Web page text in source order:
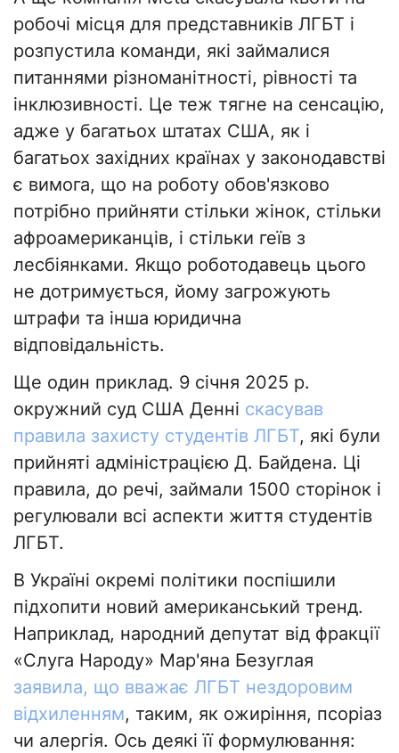
робочі місця для представників ЛГБТ і
розпустила команди, які займалися
питаннями різноманітності, рівності та
інклюзивності. Це теж тягне на сенсацію,
адже у багатьох штатах США, як і
багатьох західних країнах у законодавстві
є вимога, що на роботу обов'язково
потрібно прийняти стільки жінок, стільки
афроамериканців, і стільки геїв з
лесбіянками. Якщо роботодавець цього
не дотримується, йому загрожують
штрафи та інша юридична
відповідальність.
Ще один приклад. 9 січня 2025 р.
окружний суд США Денні скасував
правила захисту студентів ЛГБТ, які були
прийняті адміністрацією Д. Байдена. Ці
правила, до речі, займали 1500 сторінок і
регулювали всі аспекти життя студентів
ЛГБТ.
В Україні окремі політики поспішили
підхопити новий американський тренд.
Наприклад, народний депутат від фракції
«Слуга Народу» Мар'яна Безуглая
заявила, що вважає ЛГБТ нездоровим
відхиленням, таким, як ожиріння, псоріаз
чи алергія. Ось деякі її формулювання: